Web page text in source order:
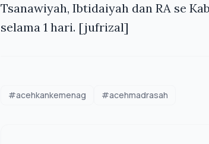
Tsanawiyah, Ibtidaiyah dan RA se
selama 1 hari. [jufrizal]
#acehkankemenag #acehmadrasah